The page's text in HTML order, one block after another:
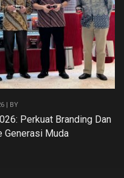
| BY
Perkuat Branding Dan
Generasi Muda